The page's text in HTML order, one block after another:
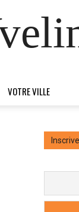
VOTRE VILLE